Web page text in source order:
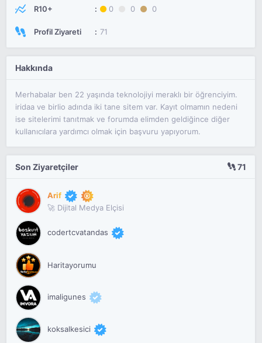
R10+ 0 0 0
Profil Ziyareti 71
Hakkında
Merhabalar ben 22 yaşında teknolojiyi meraklı bir öğrenciyim.
iridaa ve birlio adında iki tane sitem var. Kayıt olmamın nedeni
ise sitelerimi tanıtmak ve forumda elimden geldiğince diğer
kullanıcılara yardımcı olmak için başvuru yapıyorum.
Son Ziyaretçiler 71
Arif
🚀 Dijital Medya Elçisi
codertcvatandas
Haritayorumu
imaligunes
koksalkesici